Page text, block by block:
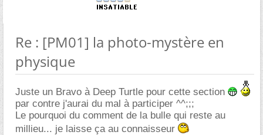
Re : [PM01] la photo-mystère en
physique
Juste un Bravo à Deep Turtle pour cette section
par contre j'aurai du mal à participer ^^;;;
Le pourquoi du comment de la bulle qui reste au
millieu... je laisse ça au connaisseur